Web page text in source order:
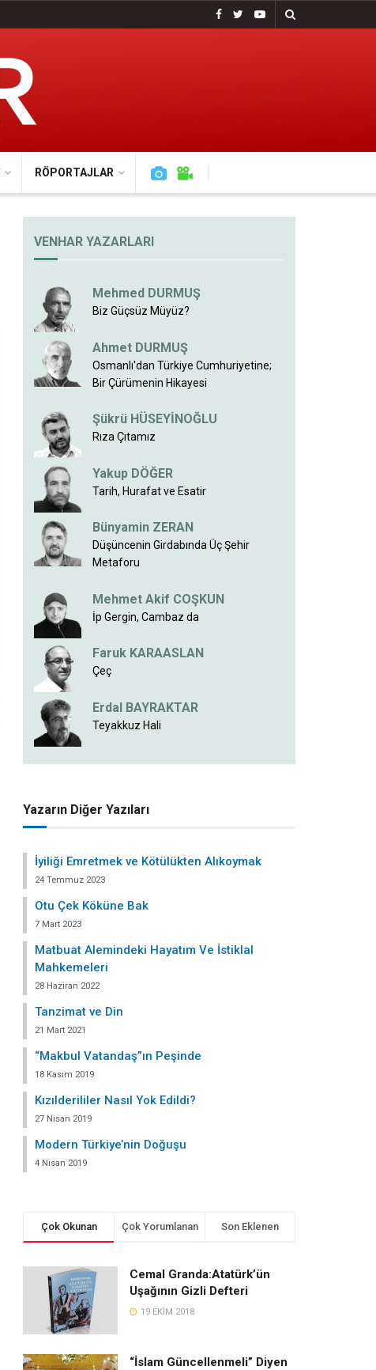
RÖPORTAJLAR
VENHAR YAZARLARI
Mehmed DURMUŞ
Biz Güçsüz Müyüz?
Ahmet DURMUŞ
Osmanlı'dan Türkiye Cumhuriyetine;
Bir Çürümenin Hikayesi
Şükrü HÜSEYİNOĞLU
Rıza Çıtamız
Yakup DÖĞER
Tarih, Hurafat ve Esatir
Bünyamin ZERAN
Düşüncenin Girdabında Üç Şehir
Metaforu
Mehmet Akif COŞKUN
İp Gergin, Cambaz da
Faruk KARAASLAN
Çeç
Erdal BAYRAKTAR
Teyakkuz Hali
Yazarın Diğer Yazıları
İyiliği Emretmek ve Kötülükten Alıkoymak
24 Temmuz 2023
Otu Çek Köküne Bak
7 Mart 2023
Matbuat Alemindeki Hayatım Ve İstiklal
Mahkemeleri
28 Haziran 2022
Tanzimat ve Din
21 Mart 2021
“Makbul Vatandaş”ın Peşinde
18 Kasım 2019
Kızılderililer Nasıl Yok Edildi?
27 Nisan 2019
Modern Türkiye’nin Doğuşu
4 Nisan 2019
Çok Okunan Çok Yorumlanan Son Eklenen
Cemal Granda:Atatürk’ün
Uşağının Gizli Defteri
19 EKIM 2018
“İslam Güncellenmeli” Diyen